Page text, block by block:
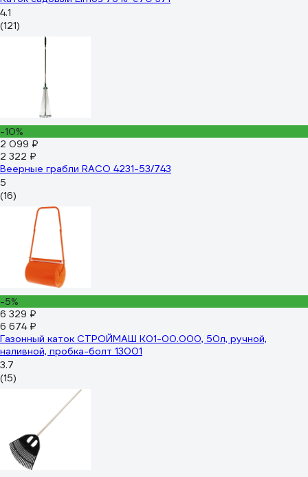
4.1
(121)
-10%
2 099 ₽
2 322 ₽
Веерные грабли RACO 4231-53/743
5
(16)
-5%
6 329 ₽
6 674 ₽
Газонный каток СТРОЙМАШ К01-00.000, 50л, ручной,
наливной, пробка-болт 13001
3.7
(15)